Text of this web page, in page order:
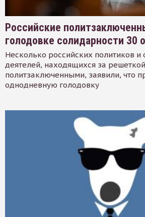
Российские
голодовке солидарности 30
Несколько российских политиков
деятелей, находящихся за
политзаключенными, заявили, что
однодневную голодовку